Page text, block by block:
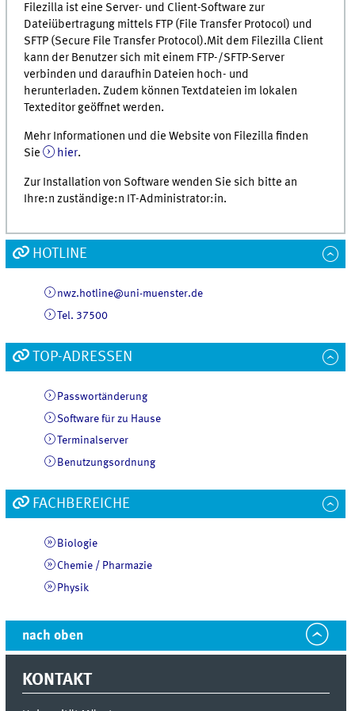
Filezilla ist eine Server- und Client-Software zur
Dateiübertragung mittels FTP (File Transfer Protocol) und
SFTP (Secure File Transfer Protocol).Mit dem Filezilla Client
kann der Benutzer sich mit einem FTP-/SFTP-Server
verbinden und daraufhin Dateien hoch- und
herunterladen. Zudem können Textdateien im lokalen
Texteditor geöffnet werden.
Mehr Informationen und die Website von Filezilla finden
Sie
hier.
Zur Installation von Software wenden Sie sich bitte an
Ihre:n zuständige:n IT-Administrator:in.
HOTLINE
nwz.hotline@uni-muenster.de
Tel. 37500
TOP-ADRESSEN
Passwortänderung
Software für zu Hause
Terminalserver
Benutzungsordnung
FACHBEREICHE
Biologie
Chemie / Pharmazie
Physik
nach oben
KONTAKT